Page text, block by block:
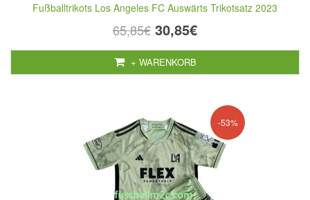
Fußballtrikots Los Angeles FC Auswärts Trikotsatz 2023
65,85€ 30,85€
+ WARENKORB
-53%